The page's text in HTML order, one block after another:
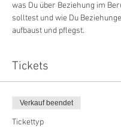
was Du über Beziehung im
solltest und wie Du
aufbaust und pflegst.
Tickets
Verkauf beendet
Tickettyp